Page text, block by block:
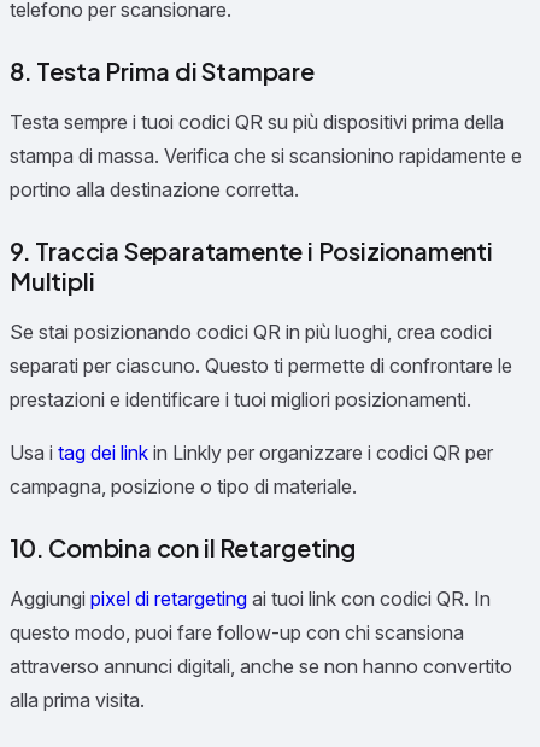
telefono per scansionare.
8. Testa Prima di Stampare
Testa sempre i tuoi codici QR su più dispositivi prima della
stampa di massa. Verifica che si scansionino rapidamente e
portino alla destinazione corretta.
9. Traccia Separatamente i Posizionamenti
Multipli
Se stai posizionando codici QR in più luoghi, crea codici
separati per ciascuno. Questo ti permette di confrontare le
prestazioni e identificare i tuoi migliori posizionamenti.
Usa i tag dei link in Linkly per organizzare i codici QR per
campagna, posizione o tipo di materiale.
10. Combina con il Retargeting
Aggiungi pixel di retargeting ai tuoi link con codici QR. In
questo modo, puoi fare follow-up con chi scansiona
attraverso annunci digitali, anche se non hanno convertito
alla prima visita.